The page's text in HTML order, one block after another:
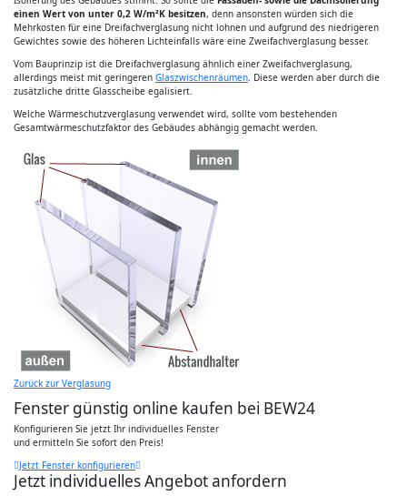
einen Wert von unter 0,2 W/m²K besitzen, denn ansonsten würden sich die
Mehrkosten für eine Dreifachverglasung nicht lohnen und aufgrund des niedrigeren
Gewichtes sowie des höheren Lichteinfalls wäre eine Zweifachverglasung besser.
Vom Bauprinzip ist die Dreifachverglasung ähnlich einer Zweifachverglasung,
allerdings meist mit geringeren Glaszwischenräumen. Diese werden aber durch die
zusätzliche dritte Glasscheibe egalisiert.
Welche Wärmeschutzverglasung verwendet wird, sollte vom bestehenden
Gesamtwärmeschutzfaktor des Gebäudes abhängig gemacht werden.
Zurück zur Verglasung
Fenster günstig online kaufen bei BEW24
Konfigurieren Sie jetzt Ihr individuelles Fenster
und ermitteln Sie sofort den Preis!
Jetzt Fenster konfigurieren
Jetzt individuelles Angebot anfordern